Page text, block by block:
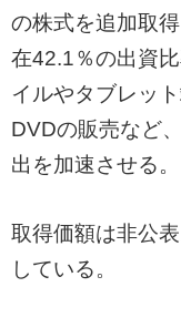
の株式を追加取
在42.1％の出資
イルやタブレッ
DVDの販売など
出を加速させる。
取得価額は非公
している。